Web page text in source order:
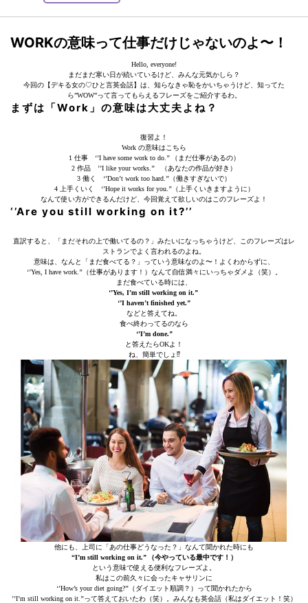
WORKの意味って仕事だけじゃないのよ〜！
Hello, everyone!
まだまだ寒い日が続いているけど、みんな元気かしら？
今回の【デキる女の♡ひと言英会話】は、知らなきゃ恥をかいちゃうけど、知ってた
ら”WOW”って言ってもらえるフレーズをご紹介するわ。
まずは「Work」の意味は大丈夫よね？
復習よ！
Work の意味はこちら
1 仕事 ‘’I have some work to do.’’ （まだ仕事があるの）
2 作品 ’’I like your works.’’ （あなたの作品が好き）
3 働く ‘’Don’t work too hard.’’（働きすぎないで）
4 上手くいく ‘’Hope it works for you.’’（上手くいきますように）
なんて使い方ができるんだけど、今回覚えて欲しいのはこのフレーズよ！
‘’Are you still working on it?’’
直訳すると、「まだそれの上で働いてるの？」みたいになっちゃうけど、このフレーズはレ
ストランでよく言われるのよね。
意味は、なんと「まだ食べてる？」っていう意味なのよ〜！よくわからずに、
‘’Yes, I have work.’’（仕事があります！）なんて自信満々にいっちゃダメよ（笑）。
まだ食べている時には、
‘’Yes, I’m still working on it.’’
‘’I haven’t finished yet.’’
などと答えてね。
食べ終わってるのなら
‘’I’m done.’’
と答えたらOKよ！
ね、簡単でしょ⁉︎
他にも、上司に「あの仕事どうなった？」なんて聞かれた時にも
“I’m still working on it.’’ （今やっている最中です！）
という意味で使える便利なフレーズよ。
私はこの前久々に会ったキャサリンに
‘’How’s your diet going?’’（ダイエット順調？）って聞かれたから
’’I’m still working on it.’’って答えておいたわ（笑）。みんなも英会話（私はダイエット！笑）